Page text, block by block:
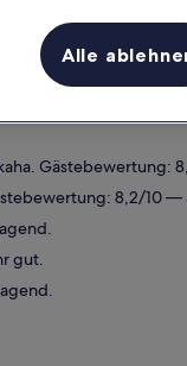
7.
Gästebewertung:
8,2/10 —
gut.
Alle